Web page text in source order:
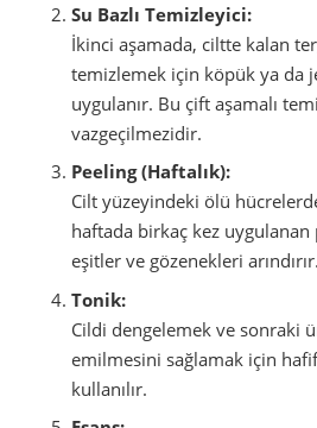
Su Bazlı Temizleyici:
İkinci aşamada, ciltte kalan
temizlemek için köpük ya da
uygulanır. Bu çift aşamalı
vazgeçilmezidir.
Peeling (Haftalık):
Cilt yüzeyindeki ölü
haftada birkaç kez
eşitler ve gözenekleri arındırır.
Tonik:
Cildi dengelemek ve sonraki
emilmesini sağlamak için
kullanılır.